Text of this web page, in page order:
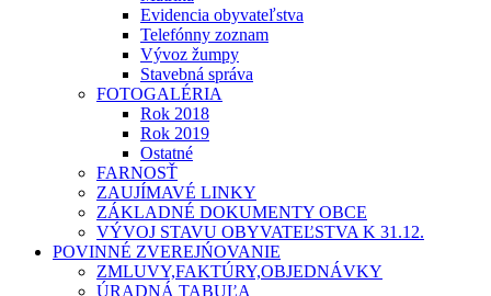
Evidencia obyvateľstva
Telefónny zoznam
Vývoz žumpy
Stavebná správa
FOTOGALÉRIA
Rok 2018
Rok 2019
Ostatné
FARNOSŤ
ZAUJÍMAVÉ LINKY
ZÁKLADNÉ DOKUMENTY OBCE
VÝVOJ STAVU OBYVATEĽSTVA K 31.12.
POVINNÉ ZVEREJŃOVANIE
ZMLUVY,FAKTÚRY,OBJEDNÁVKY
ÚRADNÁ TABUĽA